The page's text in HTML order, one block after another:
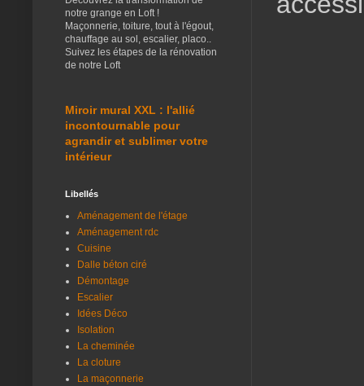
notre grange en Loft !
Maçonnerie, toiture, tout à l'égout,
chauffage au sol, escalier, placo..
Suivez les étapes de la rénovation
de notre Loft
Miroir mural XXL : l'allié
incontournable pour
agrandir et sublimer votre
intérieur
Libellés
Aménagement de l'étage
Aménagement rdc
Cuisine
Dalle béton ciré
Démontage
Escalier
Idées Déco
Isolation
La cheminée
La cloture
La maçonnerie